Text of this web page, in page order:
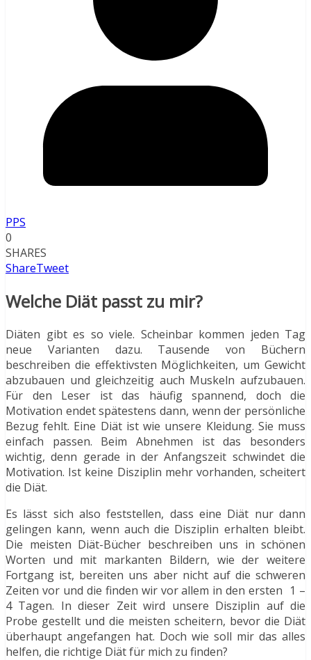
PPS
0
SHARES
ShareTweet
Welche Diät passt zu mir?
Diäten gibt es so viele. Scheinbar kommen jeden Tag
neue Varianten dazu. Tausende von Büchern
beschreiben die effektivsten Möglichkeiten, um Gewicht
abzubauen und gleichzeitig auch Muskeln aufzubauen.
Für den Leser ist das häufig spannend, doch die
Motivation endet spätestens dann, wenn der persönliche
Bezug fehlt. Eine Diät ist wie unsere Kleidung. Sie muss
einfach passen. Beim Abnehmen ist das besonders
wichtig, denn gerade in der Anfangszeit schwindet die
Motivation. Ist keine Disziplin mehr vorhanden, scheitert
die Diät.
Es lässt sich also feststellen, dass eine Diät nur dann
gelingen kann, wenn auch die Disziplin erhalten bleibt.
Die meisten Diät-Bücher beschreiben uns in schönen
Worten und mit markanten Bildern, wie der weitere
Fortgang ist, bereiten uns aber nicht auf die schweren
Zeiten vor und die finden wir vor allem in den ersten 1 –
4 Tagen. In dieser Zeit wird unsere Disziplin auf die
Probe gestellt und die meisten scheitern, bevor die Diät
überhaupt angefangen hat. Doch wie soll mir das alles
helfen, die richtige Diät für mich zu finden?